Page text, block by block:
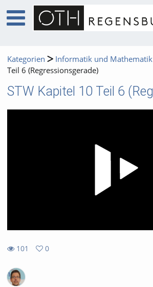
Kategorien Informatik und Mathematik
Teil 6 (Regressionsgerade)
101
views
0
favorites